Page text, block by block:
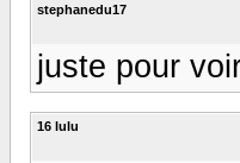
stephanedu17
juste pour
16 lulu